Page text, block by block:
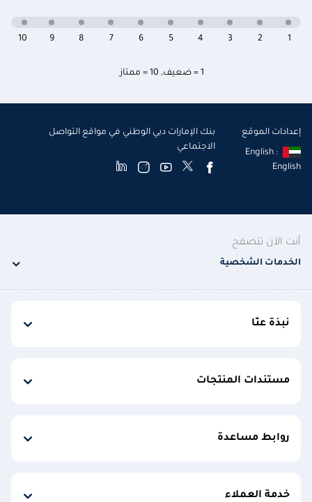
1 = ضعيف , 10 = ممتاز
10 9 8 7 6 5 4 3 2 1
إعدادات الموقع
English :
English
بنك الإمارات دبي الوطني في مواقع التواصل
الاجتماعي
أنت الآن تتصفح
الخدمات الشخصية
نبذة عنّا
مستندات المنتجات
روابط مساعدة
خدمة العملاء